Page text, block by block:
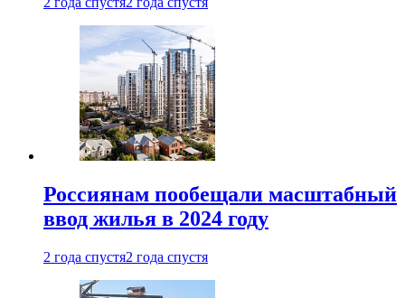
Россиянам пообещали масштабный
ввод жилья в 2024 году
2 года спустя2 года спустя